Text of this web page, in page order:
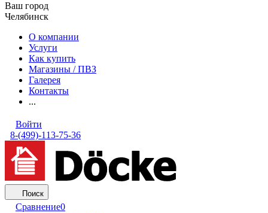
Ваш город
Челябинск
О компании
Услуги
Как купить
Магазины / ПВЗ
Галерея
Контакты
...
Войти
8-(499)-113-75-36
Поиск
Сравнение0